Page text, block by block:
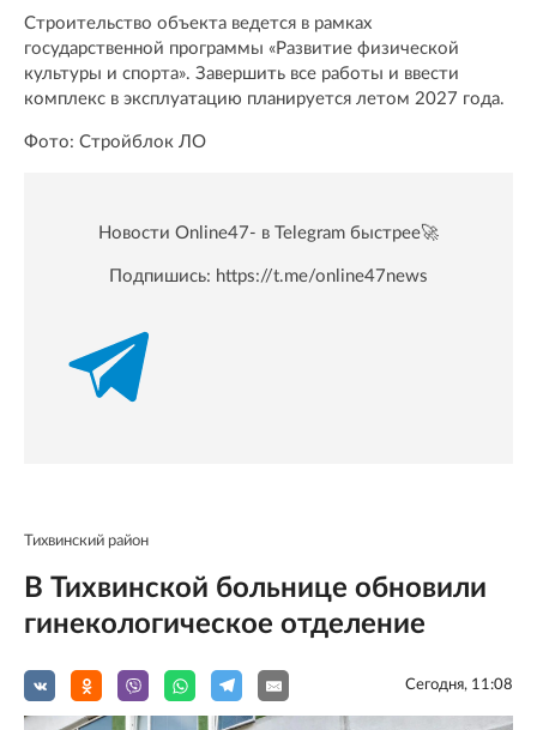
Строительство объекта ведется в рамках
государственной программы «Развитие физической
культуры и спорта». Завершить все работы и ввести
комплекс в эксплуатацию планируется летом 2027 года.
Фото: Стройблок ЛО
Новости Online47- в Telegram быстрее🚀
Подпишись: https://t.me/online47news
Тихвинский район
В Тихвинской больнице обновили
гинекологическое отделение
Сегодня, 11:08